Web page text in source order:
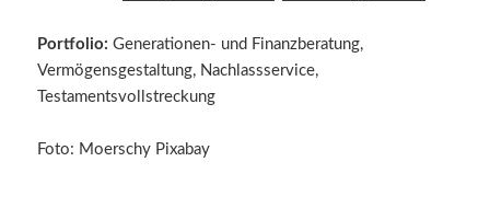
Portfolio:Generationen- und Finanzberatung,
Vermögensgestaltung, Nachlassservice,
Testamentsvollstreckung
Foto: Moerschy Pixabay